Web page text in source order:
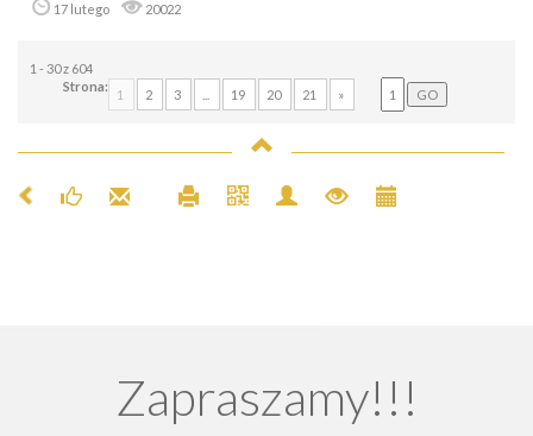
17 lutego 20022
1 - 30 z 604
1
2 3 19 20 21 »
Strona:
Zapraszamy!!!